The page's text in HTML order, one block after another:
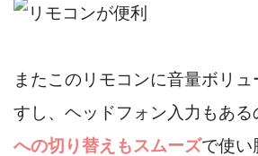
またこのリモコンに音量ボリュ
すし、ヘッドフォン入力もある
への切り替えもスムーズで使い